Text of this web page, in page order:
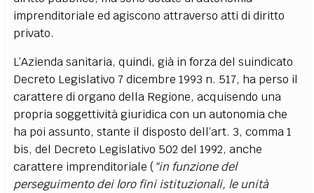
imprenditoriale ed agiscono attraverso atti di diritto
privato.
L’Azienda sanitaria, quindi, già in forza del suindicato
Decreto Legislativo 7 dicembre 1993 n. 517, ha perso il
carattere di organo della Regione, acquisendo una
propria soggettività giuridica con un autonomia che
ha poi assunto, stante il disposto dell’art. 3, comma 1
bis, del Decreto Legislativo 502 del 1992, anche
carattere imprenditoriale (“in funzione del
perseguimento dei loro fini istituzionali, le unità